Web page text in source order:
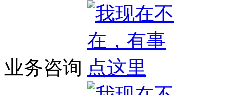
业务咨询